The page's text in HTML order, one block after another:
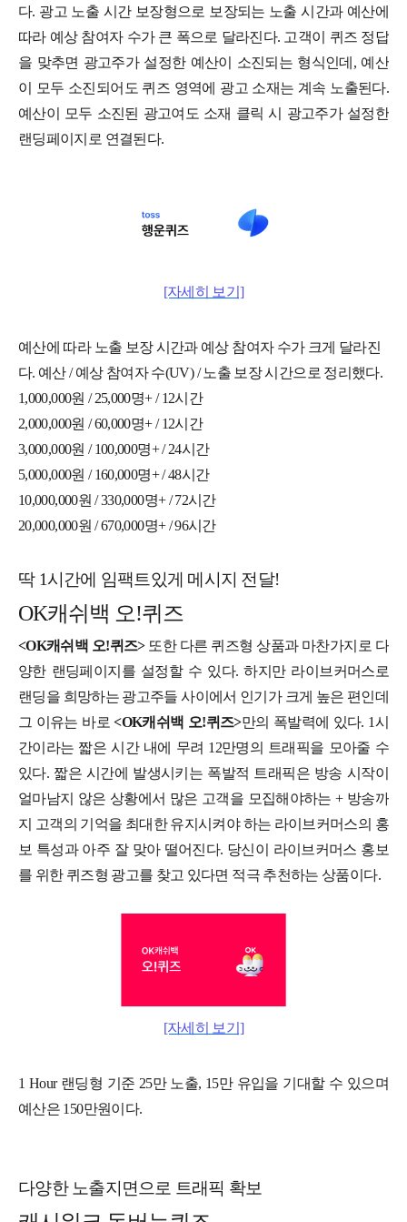
다. 광고 노출 시간 보장형으로 보장되는 노출 시간과 예산에
따라 예상 참여자 수가 큰 폭으로 달라진다. 고객이 퀴즈 정답
을 맞추면 광고주가 설정한 예산이 소진되는 형식인데, 예산
이 모두 소진되어도 퀴즈 영역에 광고 소재는 계속 노출된다.
예산이 모두 소진된 광고여도 소재 클릭 시 광고주가 설정한
랜딩페이지로 연결된다.
[자세히 보기]
예산에 따라 노출 보장 시간과 예상 참여자 수가 크게 달라진
다. 예산 / 예상 참여자 수(UV) / 노출 보장 시간으로 정리했다.
1,000,000원 / 25,000명+ / 12시간
2,000,000원 / 60,000명+ / 12시간
3,000,000원 / 100,000명+ / 24시간
5,000,000원 / 160,000명+ / 48시간
10,000,000원 / 330,000명+ / 72시간
20,000,000원 / 670,000명+ / 96시간
딱 1시간에 임팩트있게 메시지 전달!
OK캐쉬백 오!퀴즈
<OK캐쉬백 오!퀴즈> 또한 다른 퀴즈형 상품과 마찬가지로 다
양한 랜딩페이지를 설정할 수 있다. 하지만 라이브커머스로
랜딩을 희망하는 광고주들 사이에서 인기가 크게 높은 편인데
그 이유는 바로 <OK캐쉬백 오!퀴즈>만의 폭발력에 있다. 1시
간이라는 짧은 시간 내에 무려 12만명의 트래픽을 모아줄 수
있다. 짧은 시간에 발생시키는 폭발적 트래픽은 방송 시작이
얼마남지 않은 상황에서 많은 고객을 모집해야하는 + 방송까
지 고객의 기억을 최대한 유지시켜야 하는 라이브커머스의 홍
보 특성과 아주 잘 맞아 떨어진다. 당신이 라이브커머스 홍보
를 위한 퀴즈형 광고를 찾고 있다면 적극 추천하는 상품이다.
[자세히 보기]
1 Hour 랜딩형 기준 25만 노출, 15만 유입을 기대할 수 있으며
예산은 150만원이다.
다양한 노출지면으로 트래픽 확보